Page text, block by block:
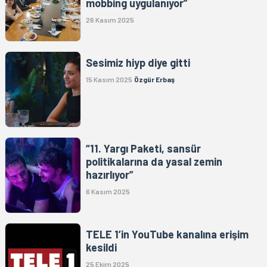
mobbing uygulanıyor”
26 Kasım 2025
Sesimiz hiyp diye gitti
15 Kasım 2025 Özgür Erbaş
“11. Yargı Paketi, sansür
politikalarına da yasal zemin
hazırlıyor”
6 Kasım 2025
TELE 1’in YouTube kanalına erişim
kesildi
25 Ekim 2025